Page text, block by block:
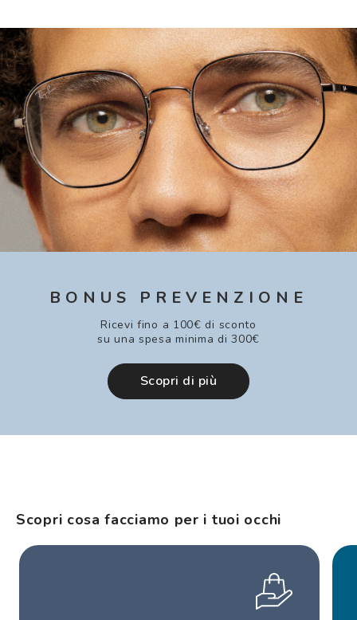
BONUS PREVENZIONE
Ricevi fino a 100€ di sconto
su una spesa minima di 300€
Scopri di più
Scopri cosa facciamo per i tuoi occhi